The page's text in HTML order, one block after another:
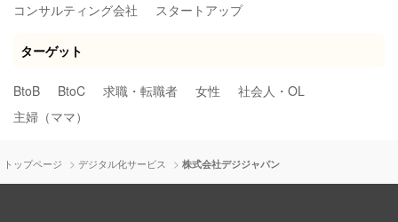
コンサルティング会社
スタートアップ
ターゲット
BtoB BtoC 求職・転職者 女性
社会人・OL
主婦（ママ）
トップページ >デジタル化サービス >株式会社デジジャパン